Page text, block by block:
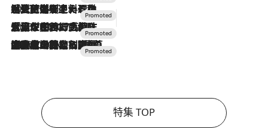
2026.7.24
【夏限定ディナーコース】旬を迎える稚鮎や花ズッキーニなどをイタリア・トスカーナの郷土料理の手法で満喫！
2026.7.17
「土佐和ハーブかき氷」がOMO7高知に登場！生姜、山椒、大葉など目にも舌にも涼を呼ぶ郷土の味
2026.7.10
NEW OPEN！【界 草津】名湯の地に誕生。趣の異なる2種の温泉と上州ならではの会席・蕎麦割烹など美食を味わう究極の癒やし旅
特集 TOP